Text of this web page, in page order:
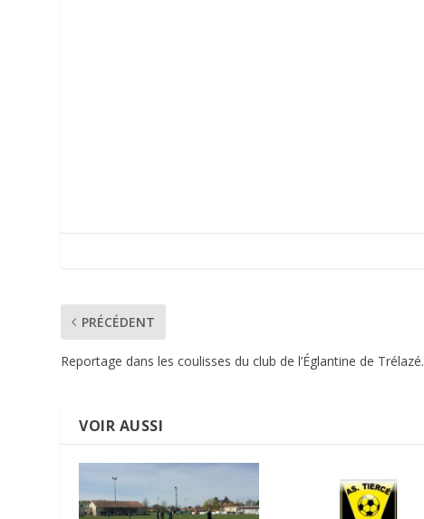
PRÉCÉDENT
Reportage dans les coulisses du club de l’Églantine de Trélazé.
VOIR AUSSI